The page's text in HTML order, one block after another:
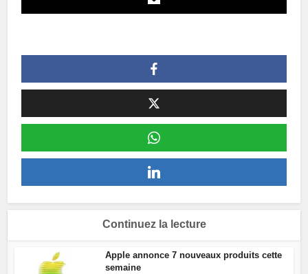
Continuez la lecture
Apple annonce 7 nouveaux produits cette
semaine